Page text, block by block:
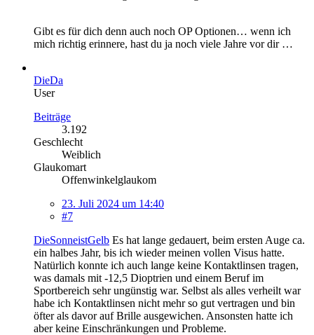
Gibt es für dich denn auch noch OP Optionen… wenn ich
mich richtig erinnere, hast du ja noch viele Jahre vor dir …
DieDa
User
Beiträge
3.192
Geschlecht
Weiblich
Glaukomart
Offenwinkelglaukom
23. Juli 2024 um 14:40
#7
DieSonneistGelb Es hat lange gedauert, beim ersten Auge ca.
ein halbes Jahr, bis ich wieder meinen vollen Visus hatte.
Natürlich konnte ich auch lange keine Kontaktlinsen tragen,
was damals mit -12,5 Dioptrien und einem Beruf im
Sportbereich sehr ungünstig war. Selbst als alles verheilt war
habe ich Kontaktlinsen nicht mehr so gut vertragen und bin
öfter als davor auf Brille ausgewichen. Ansonsten hatte ich
aber keine Einschränkungen und Probleme.